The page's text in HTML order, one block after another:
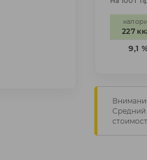
227
9,1
Средний